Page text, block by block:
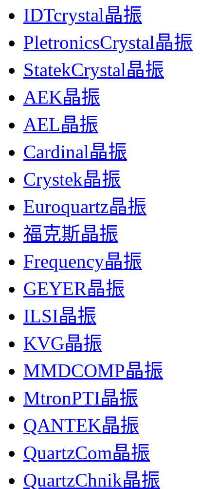
IDTcrystal晶振
PletronicsCrystal晶振
StatekCrystal晶振
AEK晶振
AEL晶振
Cardinal晶振
Crystek晶振
Euroquartz晶振
福克斯晶振
Frequency晶振
GEYER晶振
ILSI晶振
KVG晶振
MMDCOMP晶振
MtronPTI晶振
QANTEK晶振
QuartzCom晶振
QuartzChnik晶振